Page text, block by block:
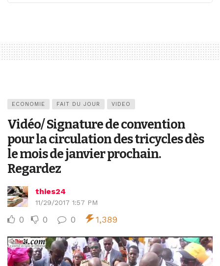
ECONOMIE FAIT DU JOUR VIDEO
Vidéo/ Signature de convention
pour la circulation des tricycles dès
le mois de janvier prochain.
Regardez
thies24
11/29/2017 1:57 PM
0 0 0 1,389